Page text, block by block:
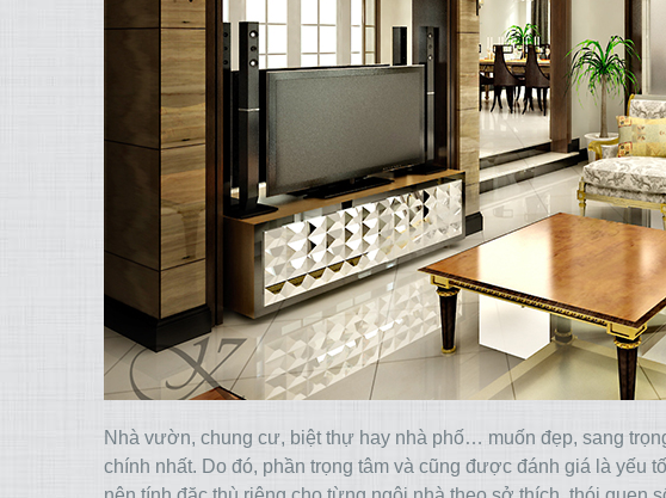
Nhà vườn, chung cư, biệt thự hay nhà phố… muốn đẹp, sang
chính nhất. Do đó, phần trọng tâm và cũng được đánh giá là yếu